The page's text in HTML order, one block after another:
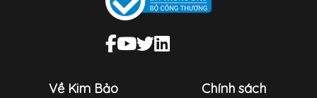
Về Kim Bảo Chính sách